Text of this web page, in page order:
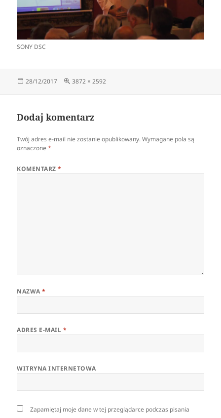
SONY DSC
Data
28/12/2017
Pełny
3872 × 2592
Dodaj komentarz
Twój adres e-mail nie zostanie opublikowany. Wymagane pola są
oznaczone*
KOMENTARZ*
NAZWA*
ADRES E-MAIL *
WITRYNA INTERNETOWA
Zapamiętaj moje dane w tej przeglądarce podczas pisania